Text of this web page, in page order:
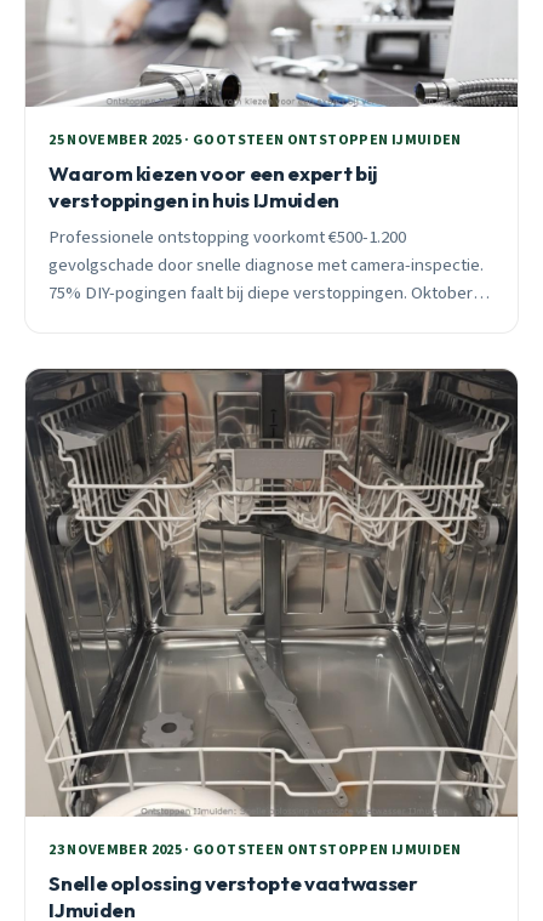
25 NOVEMBER 2025 · GOOTSTEEN ONTSTOPPEN IJMUIDEN
Waarom kiezen voor een expert bij
verstoppingen in huis IJmuiden
Professionele ontstopping voorkomt €500-1.200
gevolgschade door snelle diagnose met camera-inspectie.
75% DIY-pogingen faalt bij diepe verstoppingen. Oktober-
23 NOVEMBER 2025 · GOOTSTEEN ONTSTOPPEN IJMUIDEN
Snelle oplossing verstopte vaatwasser
IJmuiden